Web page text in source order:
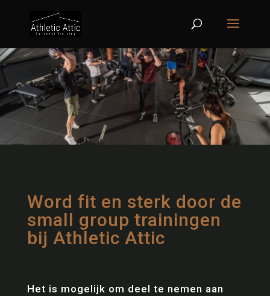
Word fit en sterk door de
small group trainingen
bij Athletic Attic
Het is mogelijk om deel te nemen aan